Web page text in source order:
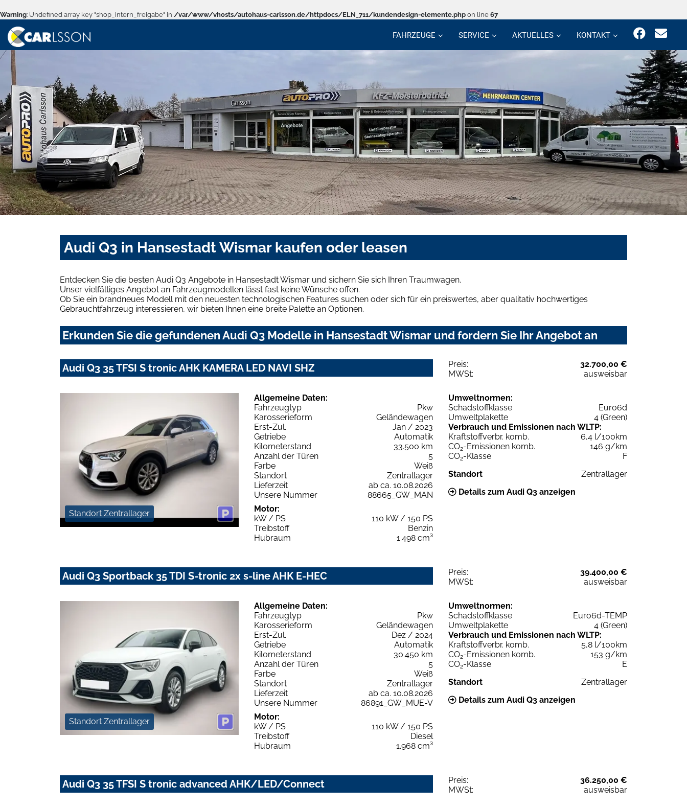
Warning: Undefined array key "shop_intern_freigabe" in /var/www/vhosts/autohaus-carlsson.de/httpdocs/ELN_711/kundendesign-elemente.php on line 67
FAHRZEUGE SERVICE AKTUELLES KONTAKT
Audi Q3 in Hansestadt Wismar kaufen oder leasen
Entdecken Sie die besten Audi Q3 Angebote in Hansestadt Wismar und sichern Sie sich Ihren Traumwagen.
Unser vielfältiges Angebot an Fahrzeugmodellen lässt fast keine Wünsche offen.
Ob Sie ein brandneues Modell mit den neuesten technologischen Features suchen oder sich für ein preiswertes, aber qualitativ hochwertiges
Gebrauchtfahrzeug interessieren, wir bieten Ihnen eine breite Palette an Optionen.
Erkunden Sie die gefundenen Audi Q3 Modelle in Hansestadt Wismar und fordern Sie Ihr Angebot an
Audi Q3 35 TFSI S tronic AHK KAMERA LED NAVI SHZ Preis:
32.700,00 €
MWSt:
ausweisbar
Standort Zentrallager
Allgemeine Daten:
Fahrzeugtyp
Pkw
Karosserieform
Geländewagen
Erst-Zul.
Jan / 2023
Getriebe
Automatik
Kilometerstand
33.500 km
Anzahl der Türen
5
Farbe
Weiß
Standort
Zentrallager
Lieferzeit
ab ca. 10.08.2026
Unsere Nummer
88665_GW_MAN
Motor:
kW / PS
110 kW / 150 PS
Treibstoff
Benzin
Hubraum
1.498 cm³
Umweltnormen:
Schadstoffklasse
Euro6d
Umweltplakette
4 (Green)
Verbrauch und Emissionen nach WLTP:
Kraftstoffverbr. komb.
6,4 l/100km
CO2-Emissionen komb.
146 g/km
CO2-Klasse
F
Standort
Zentrallager
Details zum Audi Q3 anzeigen
Audi Q3 Sportback 35 TDI S-tronic 2x s-line AHK E-HEC Preis:
39.400,00 €
MWSt:
ausweisbar
Standort Zentrallager
Allgemeine Daten:
Fahrzeugtyp
Pkw
Karosserieform
Geländewagen
Erst-Zul.
Dez / 2024
Getriebe
Automatik
Kilometerstand
30.450 km
Anzahl der Türen
5
Farbe
Weiß
Standort
Zentrallager
Lieferzeit
ab ca. 10.08.2026
Unsere Nummer
86891_GW_MUE-V
Motor:
kW / PS
110 kW / 150 PS
Treibstoff
Diesel
Hubraum
1.968 cm³
Umweltnormen:
Schadstoffklasse
Euro6d-TEMP
Umweltplakette
4 (Green)
Verbrauch und Emissionen nach WLTP:
Kraftstoffverbr. komb.
5,8 l/100km
CO2-Emissionen komb.
153 g/km
CO2-Klasse
E
Standort
Zentrallager
Details zum Audi Q3 anzeigen
Audi Q3 35 TFSI S tronic advanced AHK/LED/Connect Preis:
36.250,00 €
MWSt:
ausweisbar